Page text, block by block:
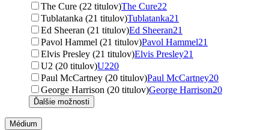
The Cure (22 titulov)The Cure22
Tublatanka (21 titulov)Tublatanka21
Ed Sheeran (21 titulov)Ed Sheeran21
Pavol Hammel (21 titulov)Pavol Hammel21
Elvis Presley (21 titulov)Elvis Presley21
U2 (20 titulov)U220
Paul McCartney (20 titulov)Paul McCartney20
George Harrison (20 titulov)George Harrison20
Ďalšie možnosti
Médium